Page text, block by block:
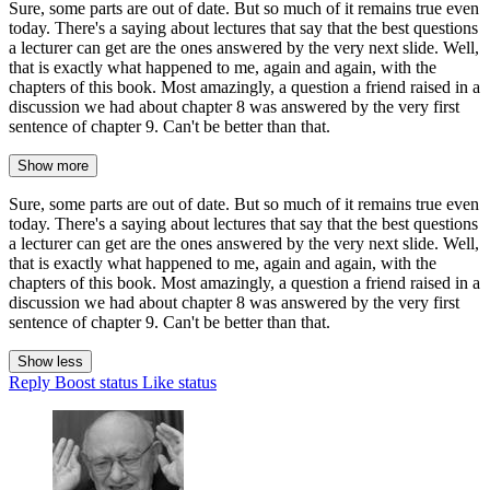
Sure, some parts are out of date. But so much of it remains true even
today. There's a saying about lectures that say that the best questions
a lecturer can get are the ones answered by the very next slide. Well,
that is exactly what happened to me, again and again, with the
chapters of this book. Most amazingly, a question a friend raised in a
discussion we had about chapter 8 was answered by the very first
sentence of chapter 9. Can't be better than that.
Show more
Sure, some parts are out of date. But so much of it remains true even
today. There's a saying about lectures that say that the best questions
a lecturer can get are the ones answered by the very next slide. Well,
that is exactly what happened to me, again and again, with the
chapters of this book. Most amazingly, a question a friend raised in a
discussion we had about chapter 8 was answered by the very first
sentence of chapter 9. Can't be better than that.
Show less
Reply Boost status Like status